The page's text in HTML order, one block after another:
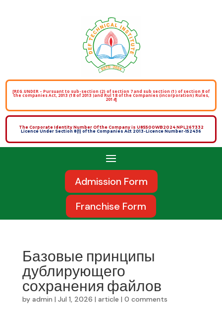
[REG.UNDER – Pursuant to sub-section (2) of section 7 and sub section (1) of section 8 of
the companies Act, 2013 (18 of 2013 )and Rul 18 of the Companies (incorporation) Rules,
2014]
The Corporate Identity Number Of the Company is U85500WB2024 NPL267332
Licence Under Section 8(1) of the Companies Act 2013-Licence Number-152436
Admission Form
Franchise Form
Базовые принципы
дублирующего
сохранения файлов
by admin | Jul 1, 2026 | article | 0 comments